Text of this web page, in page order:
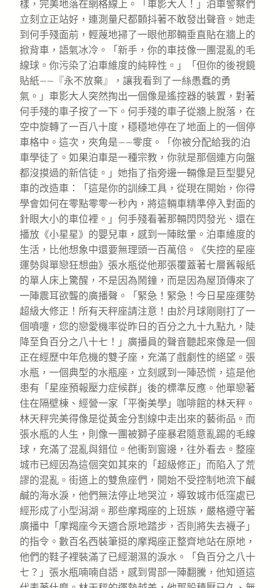
樣，完美地落在網格線上。「車影大人！」泊車警察們
立刻立正站好，連測量尺都顫抖著不敢發出聲音。她走
到何手殘面前，輕蔑地掃了一眼他那輛垂直貼在牆上的
掀背車，語氣冰冷。「新手，你的車技像一團混亂的毛
線球。你污染了泊車維度的純粹性。」「但你的後視鏡
貼紙——『永不放棄』，讓我看到了一絲愚蠢的勇
氣。」車影大人突然掏出一個像是遙控器的裝置，對著
何手殘的車子按了一下。何手殘的車子從牆上脫落，在
空中旋轉了一百八十度，穩穩地停在了地面上的一個停
車格中。這次，夾角是——零度。「你被分配給我的泊
車學徒了。如果泊車是一種宗教，你就是那個連方向盤
都沒摸過的新信徒。」她指了指旁邊一輛像是巨型嬰兒
車的改造車：「這是你的訓練工具，從現在開始，你得
學會如何在零點零零一秒內，將這輛車精準停入對面的
針眼大小的車位裡。」何手殘看著那輛閃閃發光、還在
播放《小星星》的嬰兒車，感到一陣眩暈。泊車維度的
生活，比他想象中還要無理頭一百萬倍。《失控的星座
運勢與單戀狂想曲》張水瓶從他那張覆蓋著七層舊報紙
的單人床上驚醒，不是因為鬧鐘，而是因為屋頂傳來了
一陣震耳欲聾的廣播聲。「緊急！緊急！今日星座運勢
超級大修正！所有天秤座請注意！由於月球剛剛打了一
個噴嚏，您的戀愛機率從昨日的百分之九十九點九，陡
降至負百分之八十七！」廣播員的聲音聽起來像是一個
正在經歷中年危機的雙子座，充滿了戲劇性的絕望。張
水瓶，一個典型的水瓶座，立刻感到一陣恐慌，這是他
患有「星座預報壓力症候群」後的標準反應。他單戀著
住在隔壁棟、經營一家「平衡美學」咖啡館的林天秤。
林天秤完美得像是從黃金分割線中走出來的藝術品。而
張水瓶的人生，則像一團被獅子座暴君隨意亂踢的毛線
球，充滿了混亂與錯位。他衝到窗邊，往外看去。整座
城市已經因為這個突如其來的「超級修正」而陷入了荒
謬的混亂。街道上的雙魚座們，開始不受控制地流下鹹
鹹的海水淚，他們無法停止地哭泣，導致城市低窪處已
經形成了小型潟湖。那些摩羯座的上班族，嚴格遵守著
廣播中「摩羯座今天適合原地踏步，否則將失去襪子」
的指令。數百名西裝筆挺的摩羯座正整齊地站在原地，
他們的鞋子裡裝滿了已經潮濕的淚水。「負百分之八十
七？」張水瓶喃喃自語，感到胃部一陣翻騰，他知道這